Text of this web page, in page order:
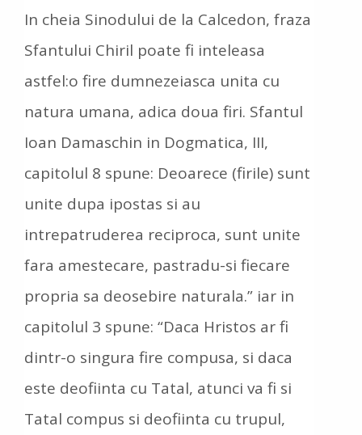
In cheia Sinodului de la Calcedon, fraza
Sfantului Chiril poate fi inteleasa
astfel:o fire dumnezeiasca unita cu
natura umana, adica doua firi. Sfantul
Ioan Damaschin in Dogmatica, III,
capitolul 8 spune: Deoarece (firile) sunt
unite dupa ipostas si au
intrepatruderea reciproca, sunt unite
fara amestecare, pastradu-si fiecare
propria sa deosebire naturala.” iar in
capitolul 3 spune: “Daca Hristos ar fi
dintr-o singura fire compusa, si daca
este deofiinta cu Tatal, atunci va fi si
Tatal compus si deofiinta cu trupul,